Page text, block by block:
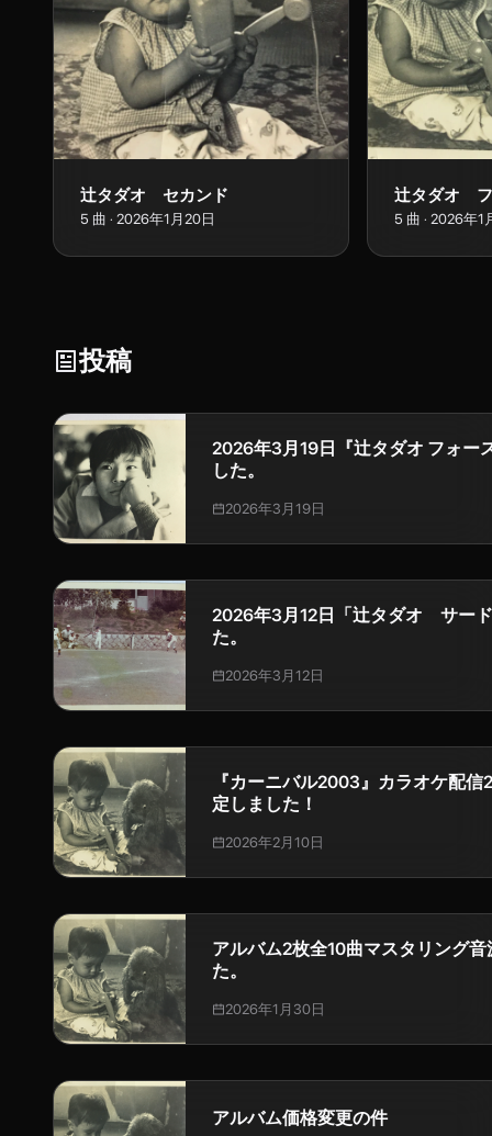
辻タダオ セカンド
5 曲 · 2026年1月20日
辻タダオ
5 曲 · 2026年1
投稿
2026年3月19日『辻タダオ フォー
した。
いつもお聞きいただきありがとうござ
曲入りEP『辻タダオ フォース』全曲を 本日3月19日にこちら
2026年3月19日
2026年3月12日「辻タダオ サー
た。
いつもお聞きいただきありがとうござ
ム各所で既に配信していた 5曲入りEP
2026年3月12日
『カーニバル2003』カラオケ配信
定しました！
いつもお聞きいただきありがとうござ
「カーニバル2003」という曲が 2月13
2026年2月10日
アルバム2枚全10曲マスタリング
た。
いつもお聞きいただきありがとうござ
ましたが、本日、2026年1月30日 アル
2026年1月30日
アルバム価格変更の件